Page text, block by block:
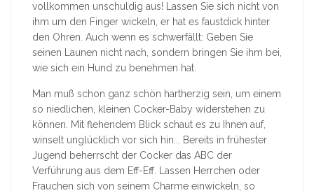
vollkommen unschuldig aus! Lassen Sie sich nicht von
ihm um den Finger wickeln, er hat es faustdick hinter
den Ohren. Auch wenn es schwerfällt: Geben Sie
seinen Launen nicht nach, sondern bringen Sie ihm bei,
wie sich ein Hund zu benehmen hat.
Man muß schon ganz schön hartherzig sein, um einem
so niedlichen, kleinen Cocker-Baby widerstehen zu
können. Mit flehendem Blick schaut es zu Ihnen auf,
winselt unglücklich vor sich hin... Bereits in frühester
Jugend beherrscht der Cocker das ABC der
Verführung aus dem Eff-Eff. Lassen Herrchen oder
Frauchen sich von seinem Charme einwickeln, so